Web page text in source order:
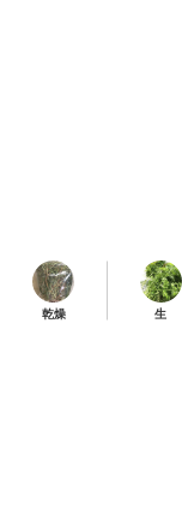
乾燥 生